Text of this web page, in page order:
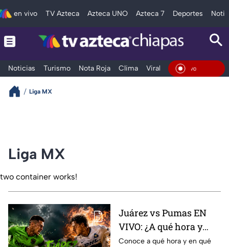
en vivo TV Azteca Azteca UNO Azteca 7 Deportes
Noticias Turismo Nota Roja Clima Viral y Tendencia En
Liga MX
Liga MX
two container works!
Juárez vs Pumas EN
VIVO: ¿A qué hora y
dónde ver el partido de
Conoce a qué hora y en qué